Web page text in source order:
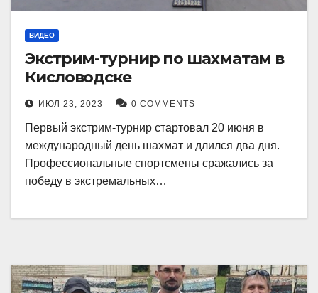
ВИДЕО
Экстрим-турнир по шахматам в
Кисловодске
ИЮЛ 23, 2023 0 COMMENTS
Первый экстрим-турнир стартовал 20 июня в
международный день шахмат и длился два дня.
Профессиональные спортсмены сражались за
победу в экстремальных…